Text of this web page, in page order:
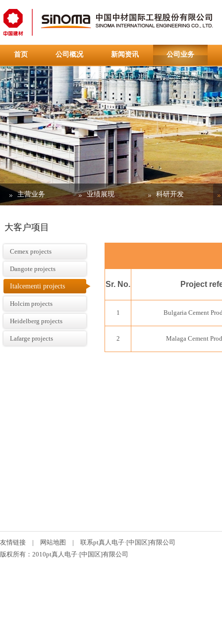
首页 公司概况 新闻资讯 公司业务
人力资源 联系pt真人电子·[中国区]有限公司 重要
主营业务 业绩展现 科研开发
大客户项目
Cemex projects
Dangote projects
Italcementi projects
Holcim projects
Heidelberg projects
Lafarge projects
Sr. No. Project
1 Bulgaria Cement
2 Malaga Cement
友情链接 | 网站地图 | 联系pt真人电子·[中国区]有限公司
版权所有：2010pt真人电子·[中国区]有限公司